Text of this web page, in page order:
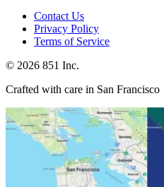
Contact Us
Privacy Policy
Terms of Service
© 2026 851 Inc.
Crafted with care in San Francisco